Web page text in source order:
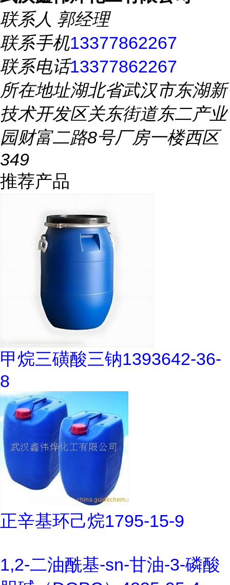
联系人 郭经理
联系手机13377862267
联系电话13377862267
所在地址湖北省武汉市东湖新
技术开发区关东街道东二产业
园财富二路8号厂房一楼西区
349
推荐产品
甲烷三磺酸三钠1393642-36-
8
正辛基环己烷1795-15-9
1,2-二油酰基-sn-甘油-3-磷酸